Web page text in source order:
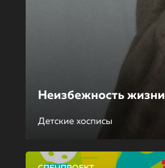
Неизбежность жизни
Детские хосписы